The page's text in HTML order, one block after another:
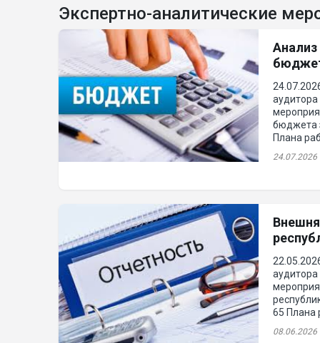
Экспертно-аналитические
Анализ
аудитора
бюджета
Плана
24.07.2026
аудитора
65 Плана
08.06.2026